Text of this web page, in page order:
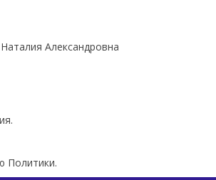
Александровна
Политики.